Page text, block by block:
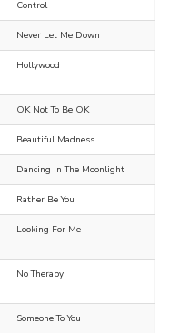
Control
Never Let Me Down
Hollywood
OK Not To Be OK
Beautiful Madness
Dancing In The Moonlight
Rather Be You
Looking For Me
No Therapy
Someone To You